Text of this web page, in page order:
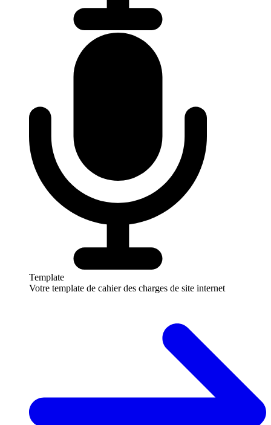
Template
Votre template de cahier des charges de site internet